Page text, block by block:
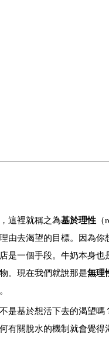
這裡就稱之為基於理性 （
由去渴望的目標。因為
是一個手段。牛奶本身
。現在我們就說那是無理
是基於想活下去的渴望
有關脫水的機制就會覺